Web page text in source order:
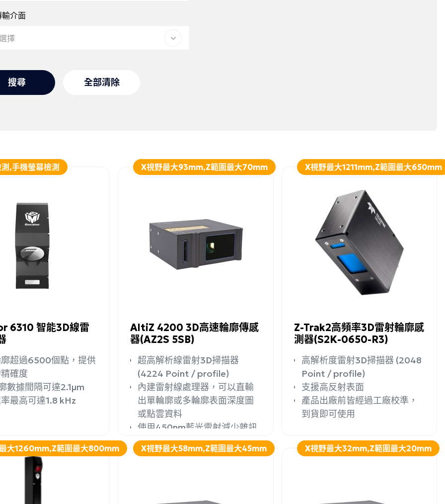
介面
擇
搜尋 全部清除
,手機螢幕檢測
6310 智能3D線雷
超過6500個點，提供
確度
數據間隔可達2.1µm
最高可達1.8 kHz
X視野最大93mm,Z範圍最大70mm
AltiZ 4200 3D高速輪廓傳感
器(AZ2S 5SB)
超高解析線雷射3D掃描器
(4224 Point / profile)
內建雷射線處理器，可以直輸
出單輪廓或多輪廓表面深度圖
或點雲資料
使用450nm藍光雷射減少雜訊
X視野最大1211mm,Z範圍最大650mm
Z-Trak2高頻率3D雷射輪廓感
測器(S2K-0650-R3)
高解析度雷射3D掃描器 (2048
Point / profile)
支援高反射表面
產品出廠前皆經過工廠校準，
到貨即可使用
詳細資訊
大1260mm,Z範圍最大800mm X視野最大58mm,Z範圍最大45mm X視野最大32mm,Z範圍最大20mm